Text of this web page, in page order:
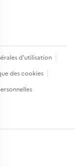
d'utilisation
des cookies